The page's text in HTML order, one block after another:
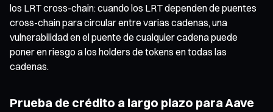
los LRT cross-chain: cuando los LRT dependen de puentes
cross-chain para circular entre varias cadenas, una
vulnerabilidad en el puente de cualquier cadena puede
poner en riesgo a los holders de tokens en todas las
cadenas.
Prueba de crédito a largo plazo para Aave